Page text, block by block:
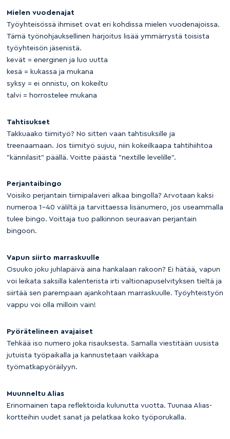
Mielen vuodenajat
Työyhteisössä ihmiset ovat eri kohdissa mielen vuodenajoissa.
Tämä työnohjauksellinen harjoitus lisää ymmärrystä toisista
työyhteisön jäsenistä.
kevät = energinen ja luo uutta
kesä = kukassa ja mukana
syksy = ei onnistu, on kokeiltu
talvi = horrostelee mukana
Tahtisukset
Takkuaako tiimityö? No sitten vaan tahtisuksille ja
treenaamaan. Jos tiimityö sujuu, niin kokeilkaapa tahtihiihtoa
”kännilasit” päällä. Voitte päästä ”nextille levelille”.
Perjantaibingo
Voisiko perjantain tiimipalaveri alkaa bingolla? Arvotaan kaksi
numeroa 1-40 väliltä ja tarvittaessa lisänumero, jos useammalla
tulee bingo. Voittaja tuo palkinnon seuraavan perjantain
bingoon.
Vapun siirto marraskuulle
Osuuko joku juhlapäivä aina hankalaan rakoon? Ei hätää, vapun
voi leikata saksilla kalenterista irti valtionapuselvityksen tieltä ja
siirtää sen parempaan ajankohtaan marraskuulle. Työyhteistyön
vappu voi olla milloin vain!
Pyörätelineen avajaiset
Tehkää iso numero joka risauksesta. Samalla viestitään uusista
jutuista työpaikalla ja kannustetaan vaikkapa
työmatkapyöräilyyn.
Muunneltu Alias
Erinomainen tapa reflektoida kulunutta vuotta. Tuunaa Alias-
kortteihin uudet sanat ja pelatkaa koko työporukalla.